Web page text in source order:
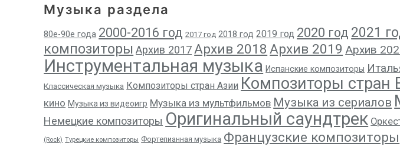
Музыка раздела
80е-90е года 2000-2016 год 2017 год 2018 год 2019 год 2020 год 2021
композиторы Архив 2017Архив 2018 Архив 2019 Архив
Инструментальная музыка Испанские композиторы
Классическая музыка Композиторы стран Азии Композиторы стран
кино Музыка из видеоигр Музыка из мультфильмов Музыка из сериалов
Немецкие композиторы Оригинальный саундтрек
(Rock) Турецкие композиторы Фортепианная музыка Французские композиторы